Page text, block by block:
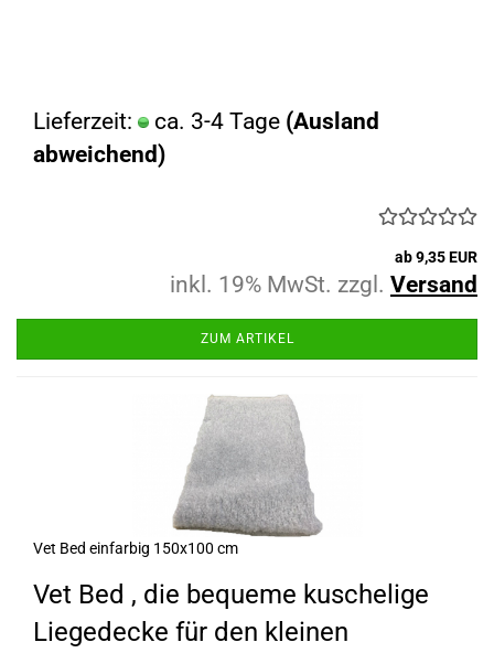
Lieferzeit: ca. 3-4 Tage (Ausland
abweichend)
ab 9,35 EUR
inkl. 19% MwSt. zzgl. Versand
ZUM ARTIKEL
Vet Bed einfarbig 150x100 cm
Vet Bed , die bequeme kuschelige
Liegedecke für den kleinen